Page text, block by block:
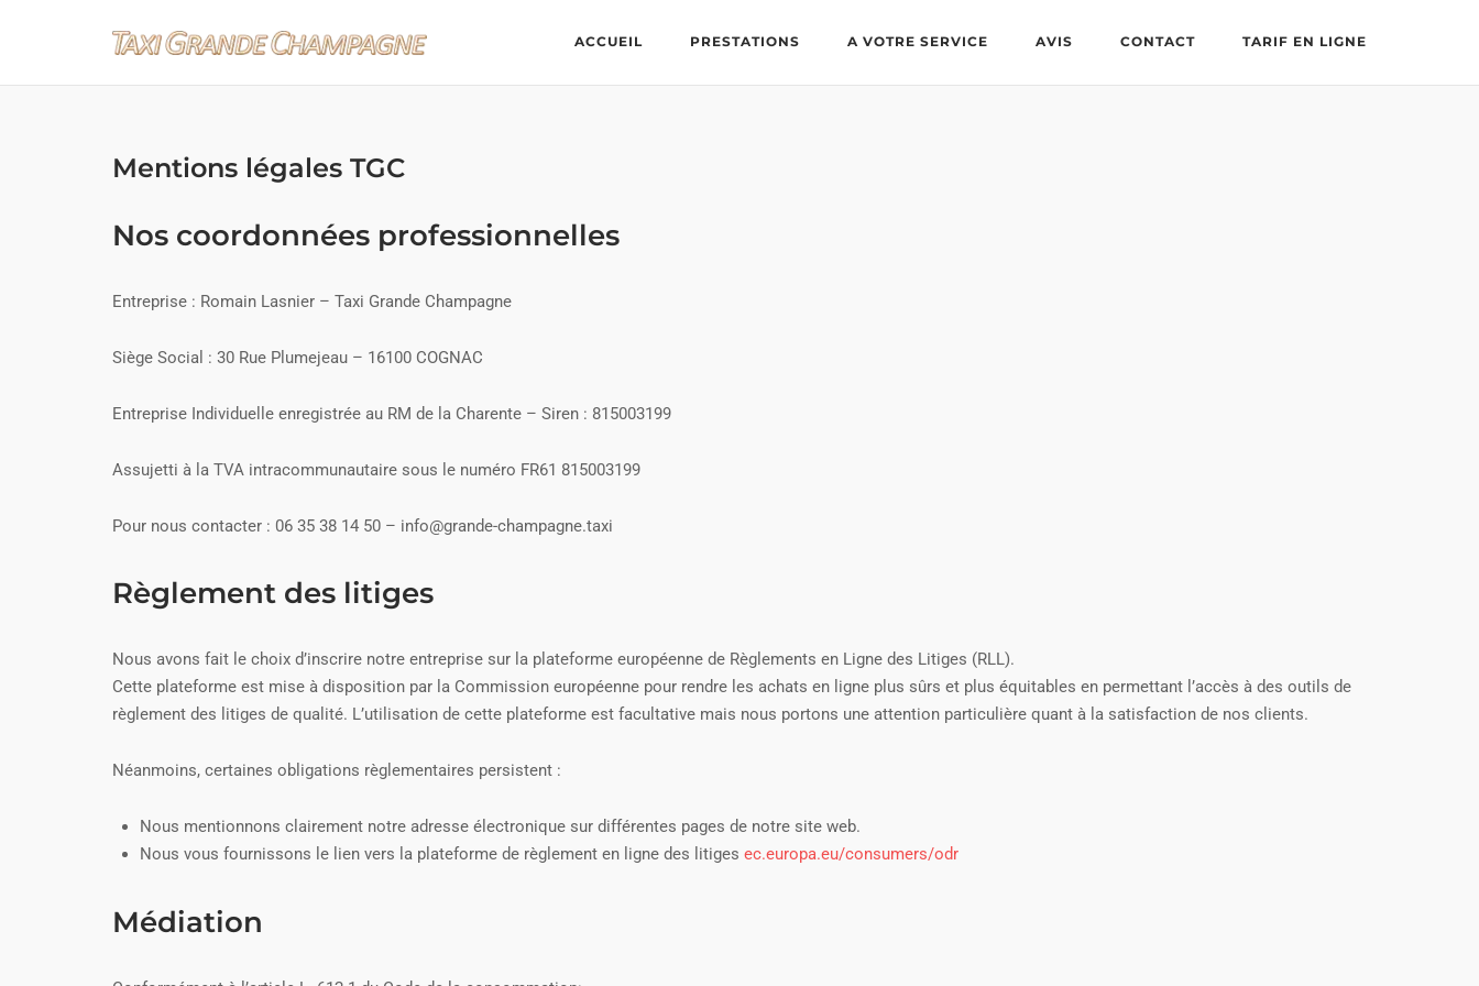
ACCUEIL PRESTATIONS A VOTRE SERVICE AVIS CONTACT TARIF EN LIGNE
Mentions légales TGC
Nos coordonnées professionnelles
Entreprise : Romain Lasnier – Taxi Grande Champagne
Siège Social : 30 Rue Plumejeau – 16100 COGNAC
Entreprise Individuelle enregistrée au RM de la Charente – Siren : 815003199
Assujetti à la TVA intracommunautaire sous le numéro FR61 815003199
Pour nous contacter : 06 35 38 14 50 – info@grande-champagne.taxi
Règlement des litiges
Nous avons fait le choix d’inscrire notre entreprise sur la plateforme européenne de Règlements en Ligne des Litiges (RLL).
Cette plateforme est mise à disposition par la Commission européenne pour rendre les achats en ligne plus sûrs et plus équitables en permettant l’accès à des outils de
règlement des litiges de qualité. L’utilisation de cette plateforme est facultative mais nous portons une attention particulière quant à la satisfaction de nos clients.
Néanmoins, certaines obligations règlementaires persistent :
Nous mentionnons clairement notre adresse électronique sur différentes pages de notre site web.
Nous vous fournissons le lien vers la plateforme de règlement en ligne des litiges ec.europa.eu/consumers/odr
Médiation